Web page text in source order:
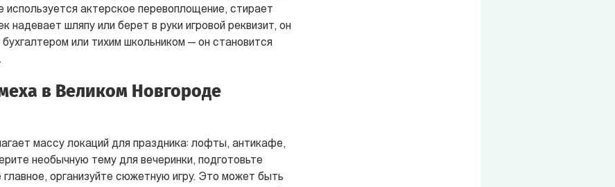
используется актерское перевоплощение, стирает
надевает шляпу или берет в руки игровой реквизит, он
или тихим школьником — он становится
в Великом Новгороде
массу локаций для праздника: лофты, антикафе,
необычную тему для вечеринки, подготовьте
организуйте сюжетную игру. Это может быть